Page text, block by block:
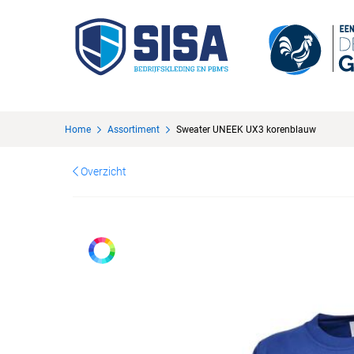
Home Assortiment Sweater UNEEK UX3 korenblauw
Overzicht